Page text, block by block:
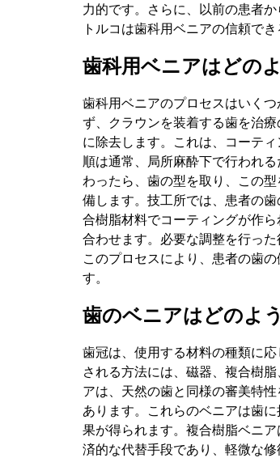
力的です。さらに、以前の患者
トルコは歯科用ベニアの信頼で
歯科用ベニアはどの
歯科用ベニアのプロセスはいく
ず、クラウンを装着する歯を治
に除去します。これは、コーテ
順は通常、局所麻酔下で行われ
わったら、歯の型を取り、この
備します。技工所では、患者の
合樹脂材料でコーティングが作
合わせます。必要な調整を行っ
このプロセスにより、患者の歯
す。
歯のベニアはどのよ
歯冠は、使用する材料の種類に
される方法には、磁器、複合樹
アは、天然の歯と同様の審美特
あります。これらのベニアは歯
果が得られます。複合樹脂ベニ
済的な代替手段であり、軽微な